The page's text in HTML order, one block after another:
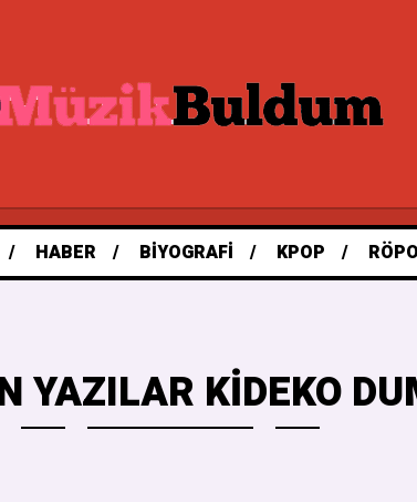
HABER BIYOGRAFI KPOP
YAZILAR KIDEKO